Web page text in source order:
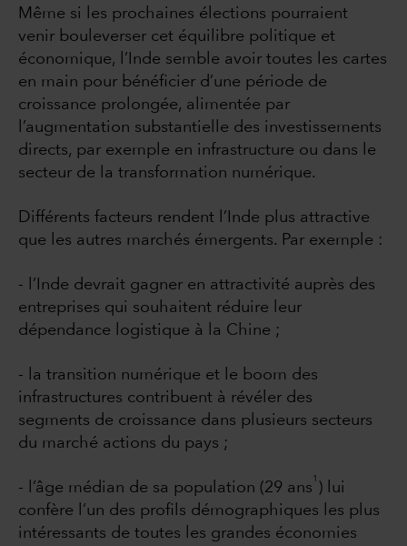
Même si les prochaines élections pourraient
venir bouleverser cet équilibre politique et
économique, l’Inde semble avoir toutes les cartes
en main pour bénéficier d’une période de
croissance prolongée, alimentée par
l’augmentation substantielle des investissements
directs, par exemple en infrastructure ou dans le
secteur de la transformation numérique.
Différents facteurs rendent l’Inde plus attractive
que les autres marchés émergents. Par exemple :
- l’Inde devrait gagner en attractivité auprès des
entreprises qui souhaitent réduire leur
dépendance logistique à la Chine ;
- la transition numérique et le boom des
infrastructures contribuent à révéler des
segments de croissance dans plusieurs secteurs
du marché actions du pays ;
- l’âge médian de sa population (29 ans
1
) lui
confère l’un des profils démographiques les plus
intéressants de toutes les grandes économies